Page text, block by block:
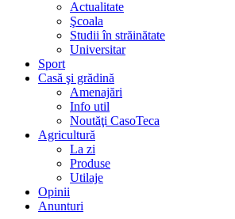
Actualitate
Şcoala
Studii în străinătate
Universitar
Sport
Casă şi grădină
Amenajări
Info util
Noutăţi CasoTeca
Agricultură
La zi
Produse
Utilaje
Opinii
Anunturi